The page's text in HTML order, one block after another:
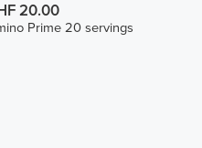
20.00
Prime 20 servings